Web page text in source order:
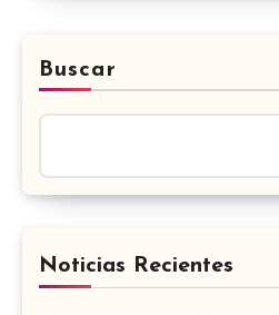
Buscar
Noticias Recientes